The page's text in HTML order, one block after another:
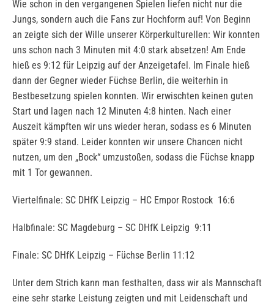
Wie schon in den vergangenen Spielen liefen nicht nur die
Jungs, sondern auch die Fans zur Hochform auf! Von Beginn
an zeigte sich der Wille unserer Körperkulturellen: Wir konnten
uns schon nach 3 Minuten mit 4:0 stark absetzen! Am Ende
hieß es 9:12 für Leipzig auf der Anzeigetafel. Im Finale hieß
dann der Gegner wieder Füchse Berlin, die weiterhin in
Bestbesetzung spielen konnten. Wir erwischten keinen guten
Start und lagen nach 12 Minuten 4:8 hinten. Nach einer
Auszeit kämpften wir uns wieder heran, sodass es 6 Minuten
später 9:9 stand. Leider konnten wir unsere Chancen nicht
nutzen, um den „Bock“ umzustoßen, sodass die Füchse knapp
mit 1 Tor gewannen.
Viertelfinale: SC DHfK Leipzig – HC Empor Rostock 16:6
Halbfinale: SC Magdeburg – SC DHfK Leipzig 9:11
Finale: SC DHfK Leipzig – Füchse Berlin 11:12
Unter dem Strich kann man festhalten, dass wir als Mannschaft
eine sehr starke Leistung zeigten und mit Leidenschaft und